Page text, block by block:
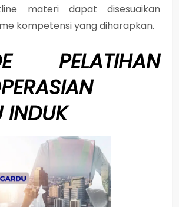
materi dapat disesuaikan
kompetensi yang diharapkan.
PELATIHAN
INDUK